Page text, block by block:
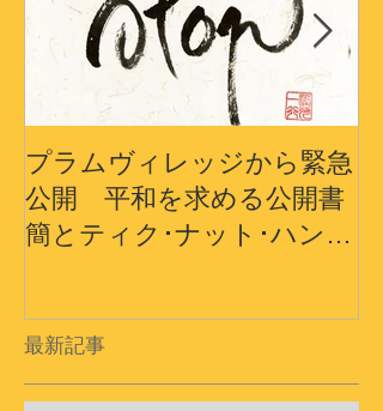
プラムヴィレッジから緊急
公開 平和を求める公開書
簡とティク･ナット･ハン師
最新記事